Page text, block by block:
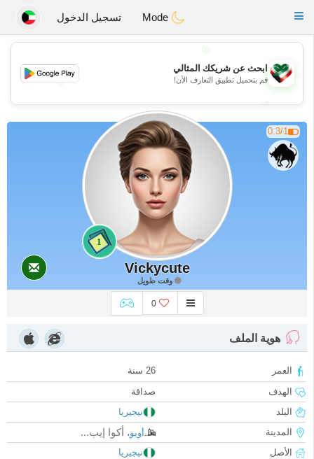
KuwaitChat
Toggle
تسجيل الدخول
💖
💕
💕
ابحث عن شريكك المثالي
قم بتحميل تطبيق التعارف الآن!
0.3/1
1
Vickycute
وقت طويل
0
هوية الملف
العمر
26 سنة
الهدف
صداقة
البلد
نيجيريا
المدينة
أويو، أكوا إيب...
الأصل
نيجيريا